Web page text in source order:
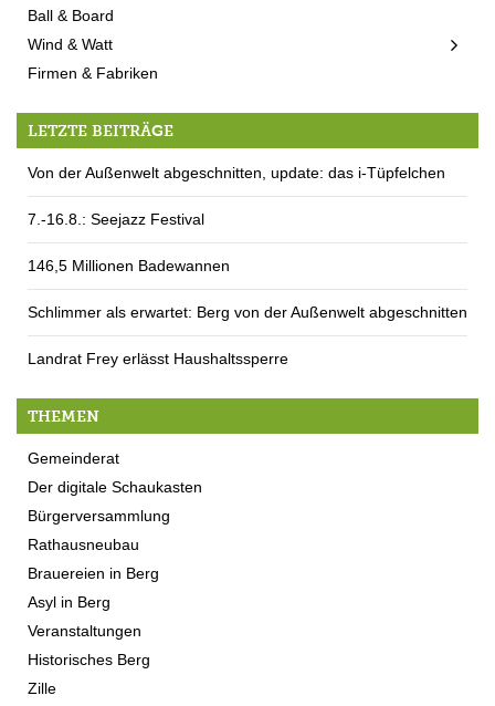
Ball & Board
Wind & Watt
Firmen & Fabriken
LETZTE BEITRÄGE
Von der Außenwelt abgeschnitten, update: das i-Tüpfelchen
7.-16.8.: Seejazz Festival
146,5 Millionen Badewannen
Schlimmer als erwartet: Berg von der Außenwelt abgeschnitten
Landrat Frey erlässt Haushaltssperre
THEMEN
Gemeinderat
Der digitale Schaukasten
Bürgerversammlung
Rathausneubau
Brauereien in Berg
Asyl in Berg
Veranstaltungen
Historisches Berg
Zille